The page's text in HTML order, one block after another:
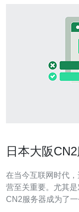
日本大阪
在当今互联网时代
营至关重要。尤其
CN2服务器成为了